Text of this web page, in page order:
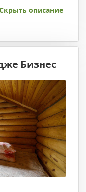
Скрыть описание
Бизнес